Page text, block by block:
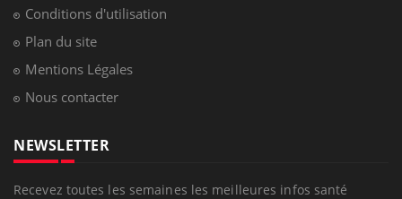
Conditions d'utilisation
Plan du site
Mentions Légales
Nous contacter
NEWSLETTER
Recevez toutes les semaines les meilleures infos santé